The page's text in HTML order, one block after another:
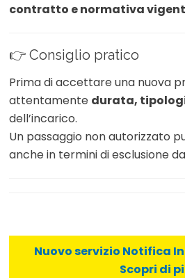
contratto e normativa
👉 Consiglio pratico
Prima di accettare una nuova
attentamente durata,
dell’incarico.
Un passaggio non autorizzato
anche in termini di esclusione
Nuovo servizio Notifica
Scopri di